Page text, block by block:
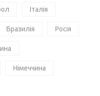
Італія
Бразилія Росія
Німеччина